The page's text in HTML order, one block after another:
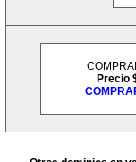
Precio